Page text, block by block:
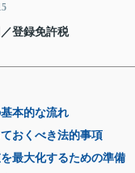
登録免許税
本的な流れ
おくべき法的事項
を最大化するための準備